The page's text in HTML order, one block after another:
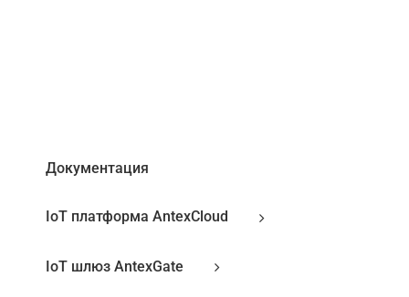
Документация
IoT платформа AntexCloud
IoT шлюз AntexGate